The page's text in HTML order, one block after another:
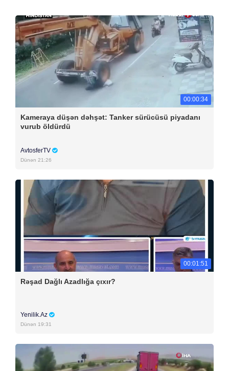
00:00:34
Kameraya düşən dəhşət: Tanker sürücüsü piyadanı
vurub öldürdü
AvtosferTV
Dünən 21:26
00:01:51
Rəşad Dağlı Azadlığa çıxır?
Yenilik.Az
Dünən 19:31